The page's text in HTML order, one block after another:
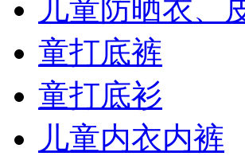
儿童防晒衣、
童打底裤
童打底衫
儿童内衣内裤